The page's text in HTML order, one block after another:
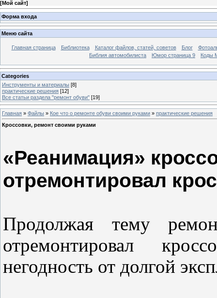
[Мой сайт]
Форма входа
Меню сайта
Главная страница Библиотека Каталог файлов, статей, советов Блог
Библия автомобилиста
Юмор страница 9 Коды
Categories
Инструменты и материалы [8]
практические решения [12]
Все статьи раздела "ремонт обуви" [19]
Главная » Файлы » Кое что о ремонте обуви своими руками » практические решения
Кроссовки, ремонт своими руками
«Реанимация»
отремонтировал
Продолжая тему
отремонтировал
негодность от долгой